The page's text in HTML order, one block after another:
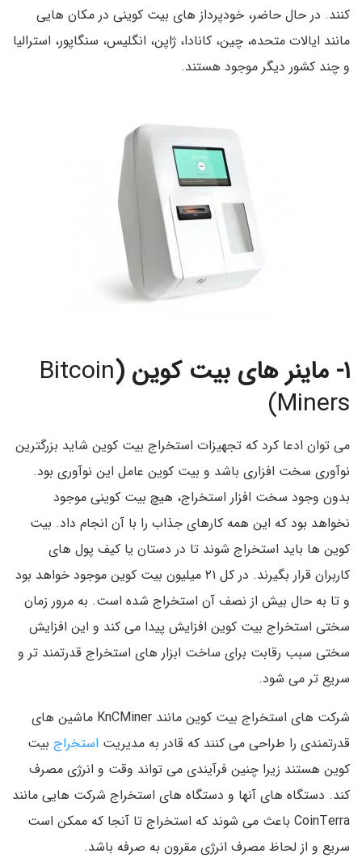
کنند. در حال حاضر، خودپرداز های بیت کوینی در مکان هایی
مانند ایالات متحده، چین، کانادا، ژاپن، انگلیس، سنگاپور، استرالیا
و چند کشور دیگر موجود هستند.
۱- ماینر های بیت کوین (
Bitcoin
Miners)
می توان ادعا کرد که تجهیزات استخراج بیت کوین شاید بزرگترین
نوآوری سخت افزاری باشد و بیت کوین عامل این نوآوری بود.
بدون وجود سخت افزار استخراج، هیچ بیت کوینی موجود
نخواهد بود که این همه کارهای جذاب را با آن انجام داد. بیت
کوین ها باید استخراج شوند تا در دستان یا کیف پول های
کاربران قرار بگیرند. در کل ۲۱ میلیون بیت کوین موجود خواهد بود
و تا به حال بیش از نصف آن استخراج شده است. به مرور زمان
سختی استخراج بیت کوین افزایش پیدا می کند و این افزایش
سختی سبب رقابت برای ساخت ابزار های استخراج قدرتمند تر و
سریع تر می شود.
شرکت های استخراج بیت کوین مانند KnCMiner ماشین های
قدرتمندی را طراحی می کنند که قادر به مدیریت استخراج بیت
کوین هستند زیرا چنین فرآیندی می تواند وقت و انرژی مصرف
کند. دستگاه های آنها و دستگاه های استخراج شرکت هایی مانند
CoinTerra باعث می شوند که استخراج تا آنجا که ممکن است
سریع و از لحاظ مصرف انرژی مقرون به صرفه باشد.